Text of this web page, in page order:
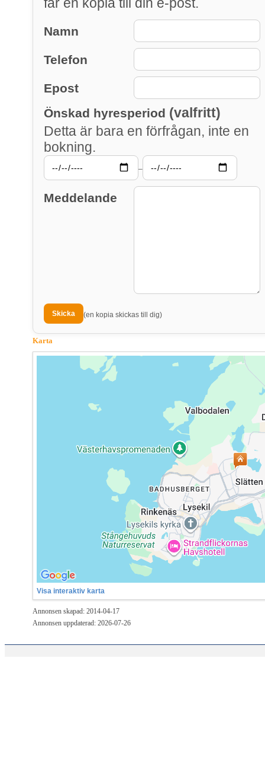
Namn
Telefon
Epost
Önskad hyresperiod (valfritt)
Detta är bara en förfrågan, inte en
bokning.
–
Meddelande
(en kopia skickas till dig)
Karta
Visa interaktiv karta
Annonsen skapad: 2014-04-17
Annonsen uppdaterad: 2026-07-26